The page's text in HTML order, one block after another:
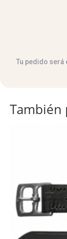
Tu pedido será
Las
opciones
pueden